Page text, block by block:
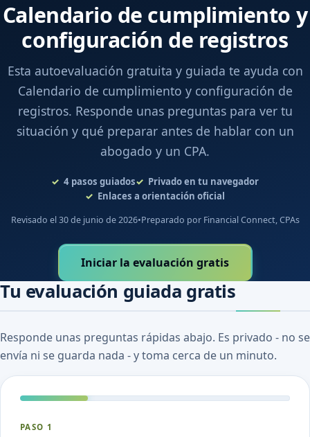
Calendario de cumplimiento y
configuración de registros
Esta autoevaluación gratuita y guiada te ayuda con
Calendario de cumplimiento y configuración de
registros. Responde unas preguntas para ver tu
situación y qué preparar antes de hablar con un
abogado y un CPA.
4 pasos guiados
Privado en tu navegador
Enlaces a orientación oficial
Revisado el 30 de junio de 2026•Preparado por Financial Connect, CPAs
Iniciar la evaluación gratis
Tu evaluación guiada gratis
Responde unas preguntas rápidas abajo. Es privado - no se
envía ni se guarda nada - y toma cerca de un minuto.
PASO 1